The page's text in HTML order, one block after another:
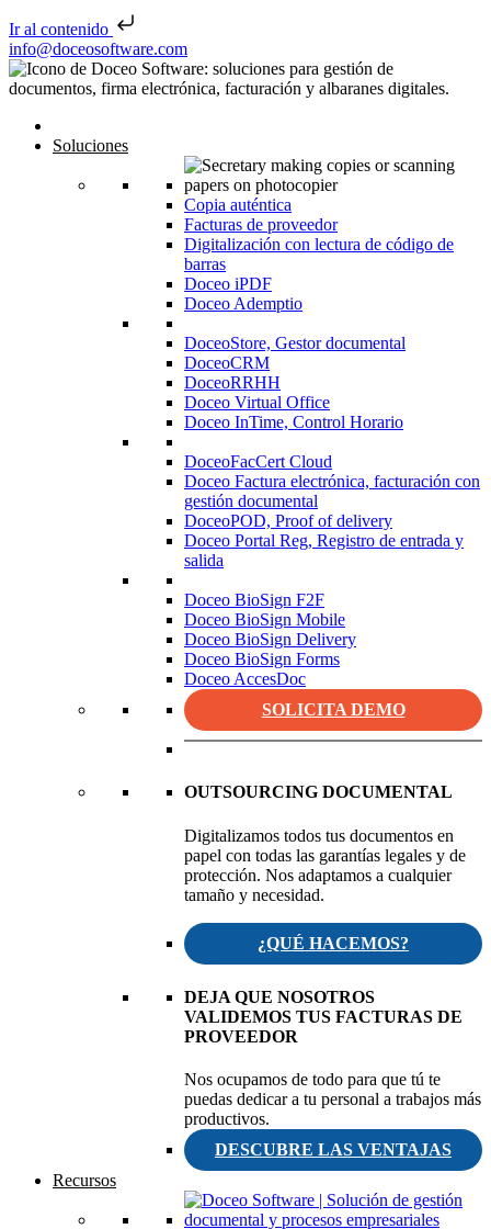
Ir al contenido
Saltar al contenido
info@doceosoftware.com
Navegación de entradas
Soluciones
Copia auténtica
Facturas de proveedor
Digitalización con lectura de código de
barras
Doceo iPDF
Doceo Ademptio
DoceoStore, Gestor documental
DoceoCRM
DoceoRRHH
Doceo Virtual Office
Doceo InTime, Control Horario
DoceoFacCert Cloud
Doceo Factura electrónica, facturación con
gestión documental
DoceoPOD, Proof of delivery
Doceo Portal Reg, Registro de entrada y
salida
Doceo BioSign F2F
Doceo BioSign Mobile
Doceo BioSign Delivery
Doceo BioSign Forms
Doceo AccesDoc
SOLICITA DEMO
OUTSOURCING DOCUMENTAL
Digitalizamos todos tus documentos en
papel con todas las garantías legales y de
protección. Nos adaptamos a cualquier
tamaño y necesidad.
¿QUÉ HACEMOS?
DEJA QUE NOSOTROS
VALIDEMOS TUS FACTURAS DE
PROVEEDOR
Nos ocupamos de todo para que tú te
puedas dedicar a tu personal a trabajos más
productivos.
DESCUBRE LAS VENTAJAS
Recursos